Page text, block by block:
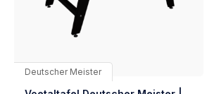
Deutscher Meister